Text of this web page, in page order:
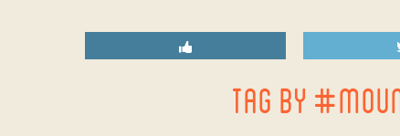
TAG BY